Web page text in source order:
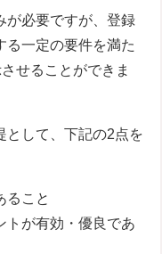
が必要ですが、登録
る一定の要件を満た
せることができま
として、下記の2点を
ること
トが有効・優良であ